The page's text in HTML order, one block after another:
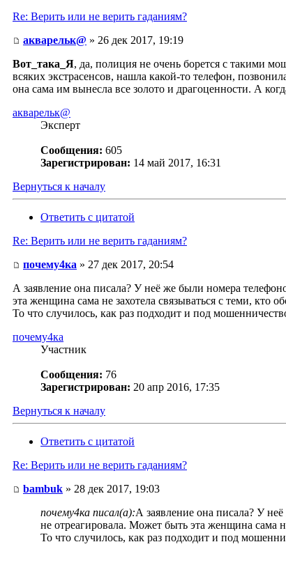
Re: Верить или не верить гаданиям?
акварельк@ » 26 дек 2017, 19:19
Вот_така_Я, да, полиция не очень борется с такими
всяких экстрасенсов, нашла какой-то телефон,
она сама им вынесла все золото и драгоценности. А
акварельк@
Эксперт
Сообщения: 605
Зарегистрирован: 14 май 2017, 16:31
Вернуться к началу
Ответить с цитатой
Re: Верить или не верить гаданиям?
почему4ка » 27 дек 2017, 20:54
А заявление она писала? У неё же были номера
эта женщина сама не захотела связываться с теми, кто
То что случилось, как раз подходит и под
почему4ка
Участник
Сообщения: 76
Зарегистрирован: 20 апр 2016, 17:35
Вернуться к началу
Ответить с цитатой
Re: Верить или не верить гаданиям?
bambuk » 28 дек 2017, 19:03
почему4ка писал(а):А заявление она писала? У
не отреагировала. Может быть эта женщина сама
То что случилось, как раз подходит и под